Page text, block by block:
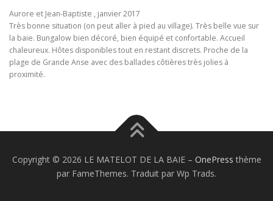
Aurore et Jean-Baptiste , janvier 2017
Très bonne situation (on peut aller à pied au village). Très belle vue sur
la baie. Bungalow bien décoré, bien équipé et confortable. Accueil
chaleureux. Hôtes disponibles tout en restant discrets. Proche de la
plage de Grande Anse avec des ballades côtières très jolies à
proximité.
Copyright © 2026 LE MATELOT DE LA BAIE – OnePress thème
par FameThemes. Traduit par Wp Trads.